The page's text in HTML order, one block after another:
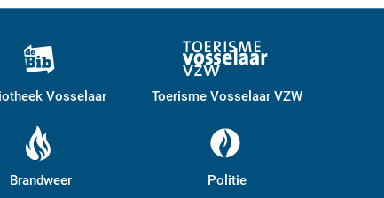
Vosselaar Toerisme Vosselaar VZW
Brandweer Politie